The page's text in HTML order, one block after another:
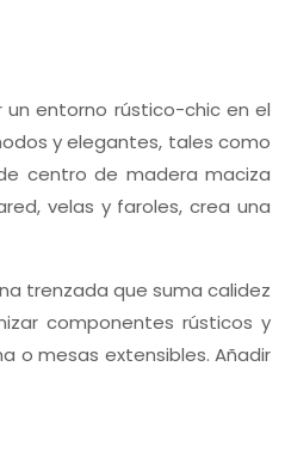
entorno rústico-chic en el
y elegantes, tales como
centro de madera maciza
velas y faroles, crea una
trenzada que suma calidez
componentes rústicos y
o mesas extensibles. Añadir